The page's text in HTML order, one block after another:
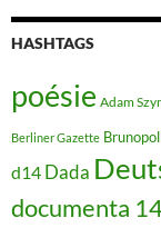
HASHTAGS
poésie Adam
Berliner Gazette
d14 Dada
documenta